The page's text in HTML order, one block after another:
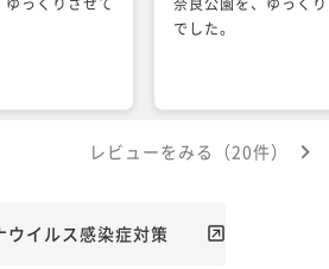
でした。
レビューをみる（20件）
ウイルス感染症対策